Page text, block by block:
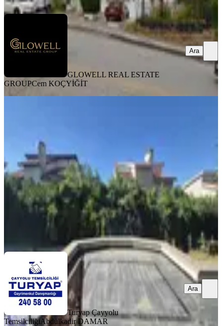
GLOWELL REAL ESTATE
GROUPCem KOÇYİĞİT
Ara
1 Oda
04.07.2026
130.000 ₺
Turyap Çayyolu TemsilciliğiAbdülkadir DAMAR
Turyap Çayyolu
TemsilciliğiAbdülkadir DAMAR
Ara